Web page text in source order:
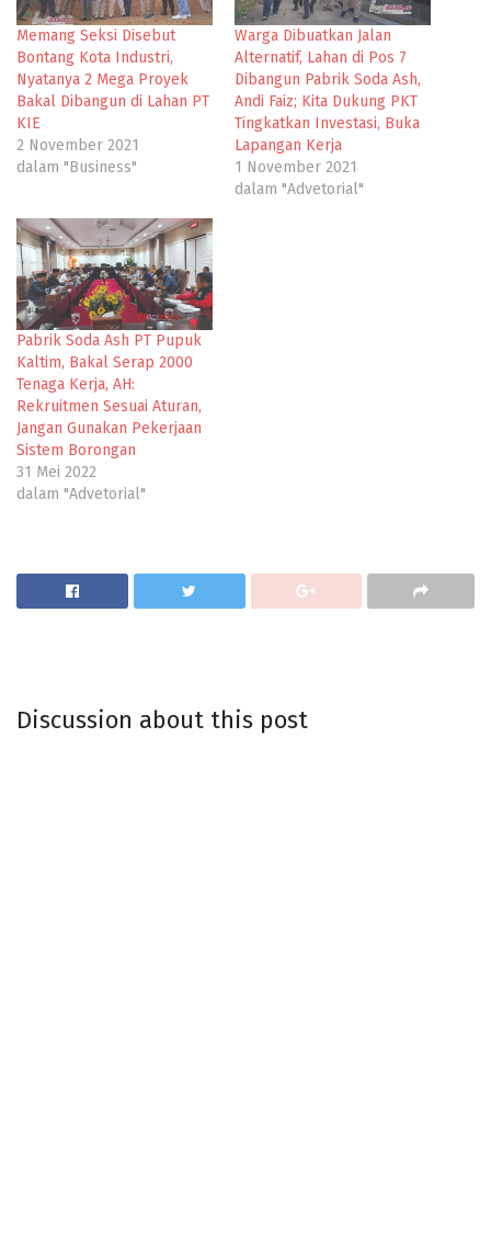
Memang Seksi Disebut
Bontang Kota Industri,
Nyatanya 2 Mega Proyek
Bakal Dibangun di Lahan PT
KIE
2 November 2021
dalam "Business"
Warga Dibuatkan Jalan
Alternatif, Lahan di Pos 7
Dibangun Pabrik Soda Ash,
Andi Faiz; Kita Dukung PKT
Tingkatkan Investasi, Buka
Lapangan Kerja
1 November 2021
dalam "Advetorial"
Pabrik Soda Ash PT Pupuk
Kaltim, Bakal Serap 2000
Tenaga Kerja, AH:
Rekruitmen Sesuai Aturan,
Jangan Gunakan Pekerjaan
Sistem Borongan
31 Mei 2022
dalam "Advetorial"
Discussion about this post